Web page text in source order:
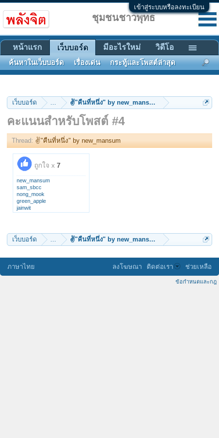
เข้าสู่ระบบหรือลงทะเบียน
เว็บบอร์ด ... ✌"คืนที่หนึ่ง" by new_mansum
คะแนนสำหรับโพสต์ #4
Thread: ✌"คืนที่หนึ่ง" by new_mansum
ถูกใจ x 7
new_mansum
sam_sbcc
nong_mook
green_apple
jainwit
Lila57
เว็บบอร์ด ... ✌"คืนที่หนึ่ง" by new_mansum
ชุมชนชาวพุทธ
หน้าแรก เว็บบอร์ด
ค้นหาในเว็บบอร์ด เรื่องเด่น กระทู้และโพสต์ล่าสุด
มีอะไรใหม่ วิดีโอ
ภาษาไทย ลงโฆษณา ติดต่อเรา ช่วยเหลือ
ข้อกำหนดและกฎ